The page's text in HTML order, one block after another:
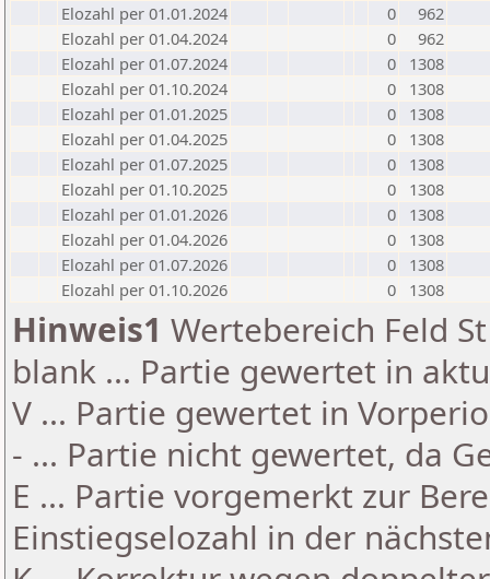
Elozahl per 01.01.2024
0
962
Elozahl per 01.04.2024
0
962
Elozahl per 01.07.2024
0
1308
Elozahl per 01.10.2024
0
1308
Elozahl per 01.01.2025
0
1308
Elozahl per 01.04.2025
0
1308
Elozahl per 01.07.2025
0
1308
Elozahl per 01.10.2025
0
1308
Elozahl per 01.01.2026
0
1308
Elozahl per 01.04.2026
0
1308
Elozahl per 01.07.2026
0
1308
Elozahl per 01.10.2026
0 1308
Hinweis1 Wertebereich Feld
blank ... Partie gewertet in
V ... Partie gewertet in
- ... Partie nicht gewertet, da
E ... Partie vorgemerkt zur
Einstiegselozahl in der